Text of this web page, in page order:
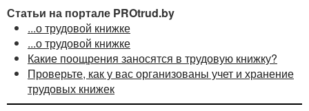
Статьи на портале PROtrud.by
...о трудовой книжке
...о трудовой книжке
Какие поощрения заносятся в трудовую книжку?
Проверьте, как у вас организованы учет и хранение
трудовых книжек